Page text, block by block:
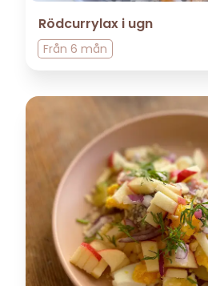
Rödcurrylax i ugn
Från 6 mån